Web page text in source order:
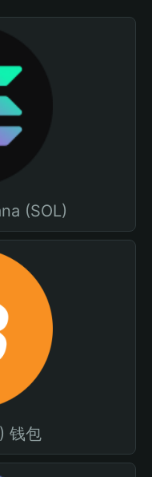
(SOL)
钱包